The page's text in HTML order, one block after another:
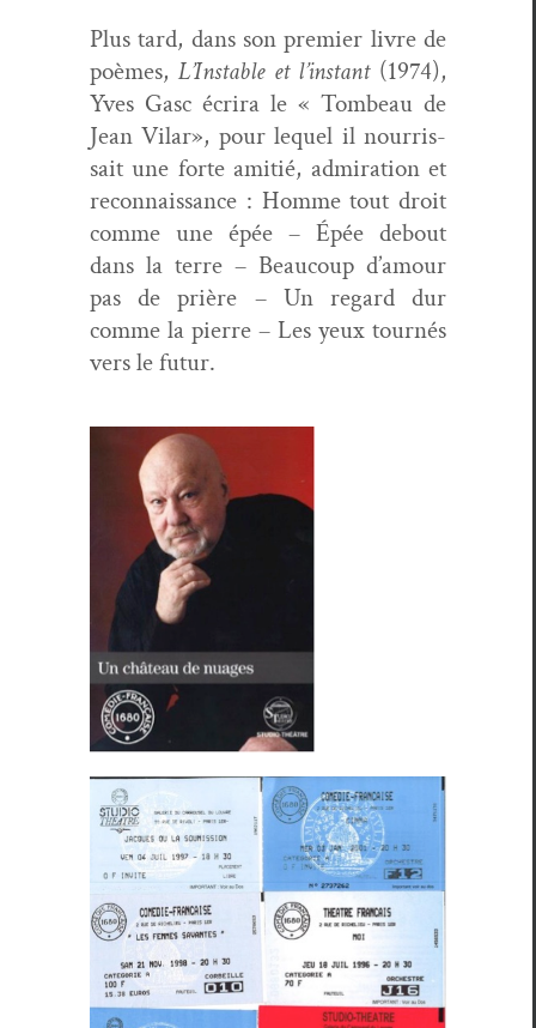
Plus tard, dans son pre­mier livre de
poèmes, L’Instable et l’instant(1974),
Yves Gasc écrira le « Tombeau de
Jean Vilar», pour lequel il nour­ris­
sait une forte ami­tié, admi­ra­tion et
recon­nais­sance : Homme tout droit
comme une épée – Épée debout
dans la terre – Beau­coup d’amour
pas de prière – Un regard dur
comme la pierre – Les yeux tournés
vers le futur.